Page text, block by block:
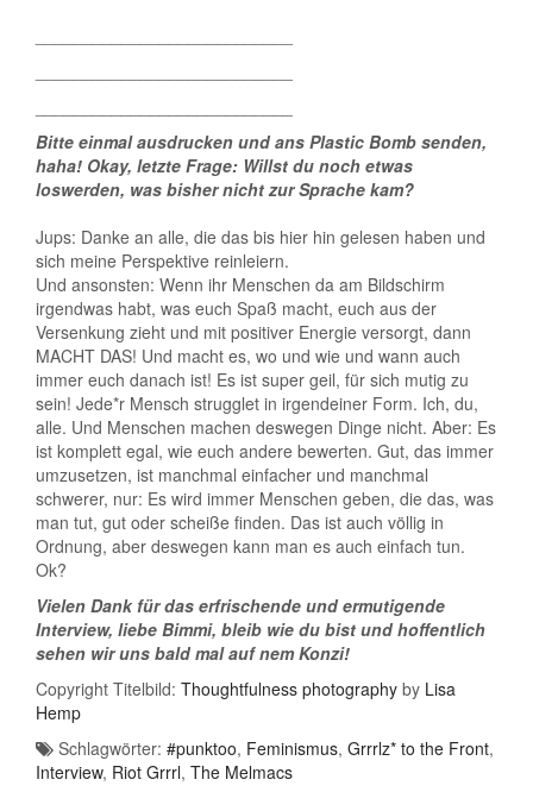
Bitte einmal ausdrucken und ans Plastic Bomb senden,
haha! Okay, letzte Frage: Willst du noch etwas
loswerden, was bisher nicht zur Sprache kam?
Jups: Danke an alle, die das bis hier hin gelesen haben und
sich meine Perspektive reinleiern.
Und ansonsten: Wenn ihr Menschen da am Bildschirm
irgendwas habt, was euch Spaß macht, euch aus der
Versenkung zieht und mit positiver Energie versorgt, dann
MACHT DAS! Und macht es, wo und wie und wann auch
immer euch danach ist! Es ist super geil, für sich mutig zu
sein! Jede*r Mensch strugglet in irgendeiner Form. Ich, du,
alle. Und Menschen machen deswegen Dinge nicht. Aber: Es
ist komplett egal, wie euch andere bewerten. Gut, das immer
umzusetzen, ist manchmal einfacher und manchmal
schwerer, nur: Es wird immer Menschen geben, die das, was
man tut, gut oder scheiße finden. Das ist auch völlig in
Ordnung, aber deswegen kann man es auch einfach tun.
Ok?
Vielen Dank für das erfrischende und ermutigende
Interview, liebe Bimmi, bleib wie du bist und hoffentlich
sehen wir uns bald mal auf nem Konzi!
Copyright Titelbild: Thoughtfulness photography by Lisa
Hemp
Schlagwörter: #punktoo, Feminismus, Grrrlz* to the Front,
Interview, Riot Grrrl, The Melmacs